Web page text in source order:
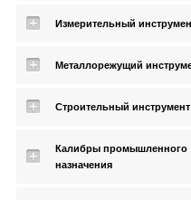
Измерительный
Металлорежущий
Строительный инструмент
Калибры промышленного
назначения